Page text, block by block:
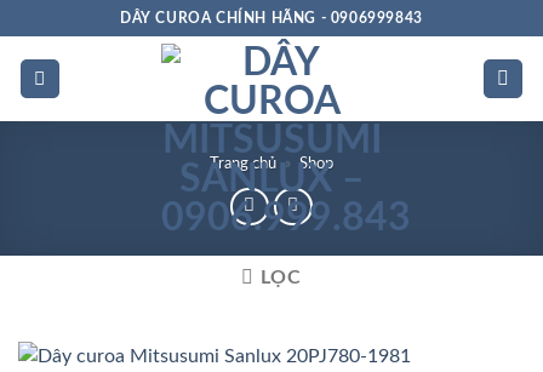
dung
DÂY CUROA CHÍNH HÃNG - 0906999843
Trang chủ » Shop
LỌC